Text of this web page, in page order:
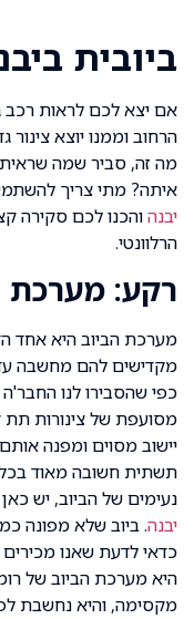
ביובית
אם יצא לכם לראות רכב
הרחוב וממנו יוצא
מה זה, סביר שמה
איתה? מתי צריך
יבנהוהכנו לכם סקירה
הרלוונטי.
רקע: מערכת
מערכת הביוב היא אחד
מקדישים להם מחשבה
כפי שהסבירו לנו
מסועפת של צינורות
יישוב מסוים ומפנה
תשתית חשובה מאוד בכל
נעימים של הביוב, יש
יבנה. ביוב שלא מפונה
כדאי לדעת שאנו
היא מערכת הביוב של
מקסימה, והיא נחשבת